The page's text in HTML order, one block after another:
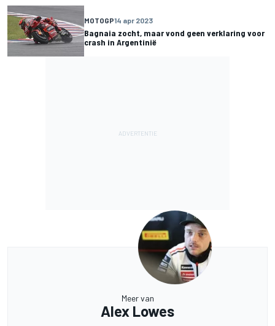
MOTOGP14 apr 2023
Bagnaia zocht, maar vond geen verklaring voor
crash in Argentinië
Meer van
Alex Lowes